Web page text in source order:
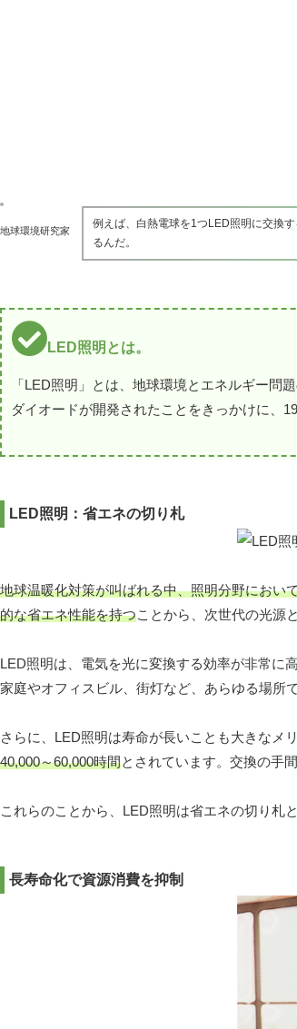
地球環境研究家
例えば、白熱電球を1つLED照明に交換
るんだ。
LED照明とは。
「LED照明」とは、地球環境とエネルギー問
ダイオードが開発されたことをきっかけに、
LED照明：省エネの切り札
地球温暖化対策が叫ばれる中、照明分野におい
的な省エネ性能を持つことから、次世代の光源
LED照明は、電気を光に変換する効率が非常に高
家庭やオフィスビル、街灯など、あらゆる場所
さらに、LED照明は寿命が長いことも大きなメ
40,000～60,000時間とされています。交換の手
これらのことから、LED照明は省エネの切り札
長寿命化で資源消費を抑制